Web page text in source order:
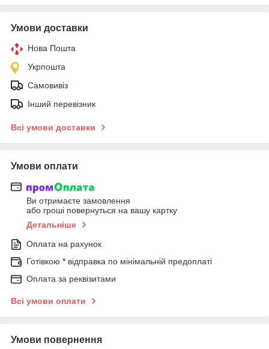
Умови доставки
Нова Пошта
Укрпошта
Самовивіз
Інший перевізник
Всі умови доставки
Умови оплати
Ви отримаєте замовлення
або гроші повернуться на вашу картку
Детальніше
Оплата на рахунок
Готівкою * відправка по мінімальній предоплаті
Оплата за реквізитами
Всі умови оплати
Умови повернення